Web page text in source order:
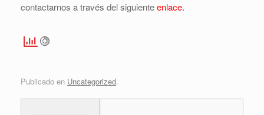
contactarnos a través del siguienteenlace.
Publicado en Uncategorized.